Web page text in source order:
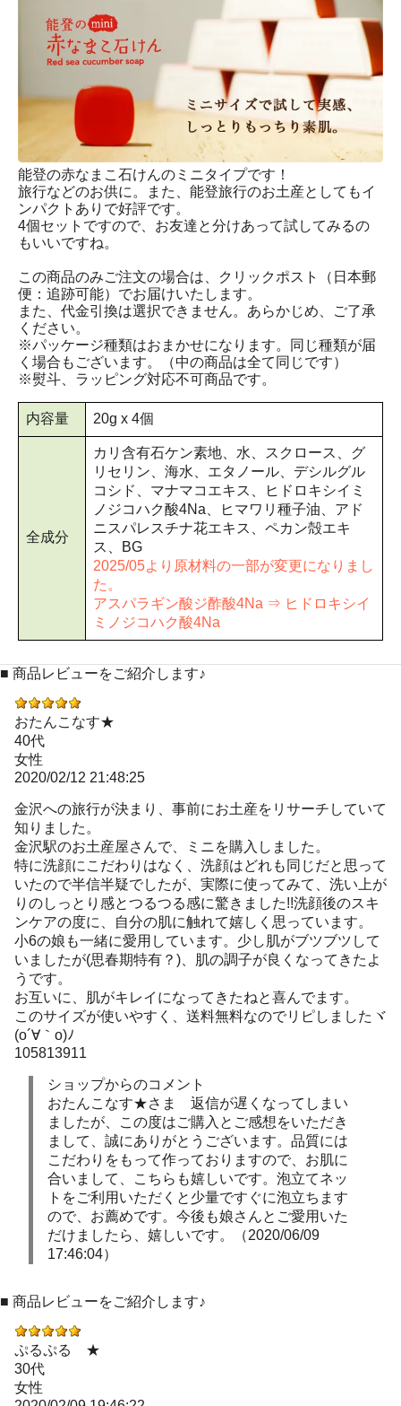
能登の赤なまこ石けんのミニタイプです！
旅行などのお供に。また、能登旅行のお土産としてもイ
ンパクトありで好評です。
4個セットですので、お友達と分けあって試してみるの
もいいですね。
この商品のみご注文の場合は、クリックポスト（日本郵
便：追跡可能）でお届けいたします。
また、代金引換は選択できません。あらかじめ、ご了承
ください。
※パッケージ種類はおまかせになります。同じ種類が届
く場合もございます。（中の商品は全て同じです）
※熨斗、ラッピング対応不可商品です。
内容量 20g x 4個
全成分
カリ含有石ケン素地、水、スクロース、グ
リセリン、海水、エタノール、デシルグル
コシド、マナマコエキス、ヒドロキシイミ
ノジコハク酸4Na、ヒマワリ種子油、アド
ニスパレスチナ花エキス、ペカン殻エキ
ス、BG
2025/05より原材料の一部が変更になりまし
た。
アスパラギン酸ジ酢酸4Na ⇒ ヒドロキシイ
ミノジコハク酸4Na
■ 商品レビューをご紹介します♪
おたんこなす★
40代
女性
2020/02/12 21:48:25
金沢への旅行が決まり、事前にお土産をリサーチしていて
知りました。
金沢駅のお土産屋さんで、ミニを購入しました。
特に洗顔にこだわりはなく、洗顔はどれも同じだと思って
いたので半信半疑でしたが、実際に使ってみて、洗い上が
りのしっとり感とつるつる感に驚きました!!洗顔後のスキ
ンケアの度に、自分の肌に触れて嬉しく思っています。
小6の娘も一緒に愛用しています。少し肌がブツブツして
いましたが(思春期特有？)、肌の調子が良くなってきたよ
うです。
お互いに、肌がキレイになってきたねと喜んでます。
このサイズが使いやすく、送料無料なのでリピしましたヾ
(o´∀｀o)ﾉ
105813911
ショップからのコメント
おたんこなす★さま 返信が遅くなってしまい
ましたが、この度はご購入とご感想をいただき
まして、誠にありがとうございます。品質には
こだわりをもって作っておりますので、お肌に
合いまして、こちらも嬉しいです。泡立てネッ
トをご利用いただくと少量ですぐに泡立ちます
ので、お薦めです。今後も娘さんとご愛用いた
だけましたら、嬉しいです。（2020/06/09
17:46:04）
■ 商品レビューをご紹介します♪
ぷるぷる ★
30代
女性